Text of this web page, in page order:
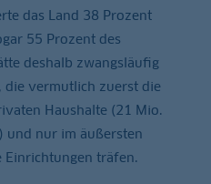
das Land 38 Prozent
55 Prozent des
deshalb zwangsläufig
die vermutlich zuerst die
Haushalte (21 Mio.
und nur im äußersten
träfen.